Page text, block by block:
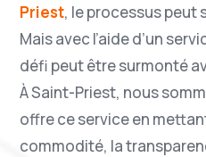
Priest, le processus peut
Mais avec l’aide d’un
défi peut être surmonté
À Saint-Priest, nous
offre ce service en
commodité, la